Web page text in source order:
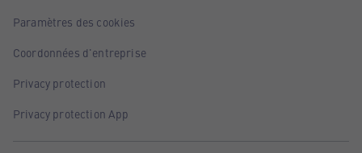
Paramètres des cookies
Coordonnées d'entreprise
Privacy protection
Privacy protection App